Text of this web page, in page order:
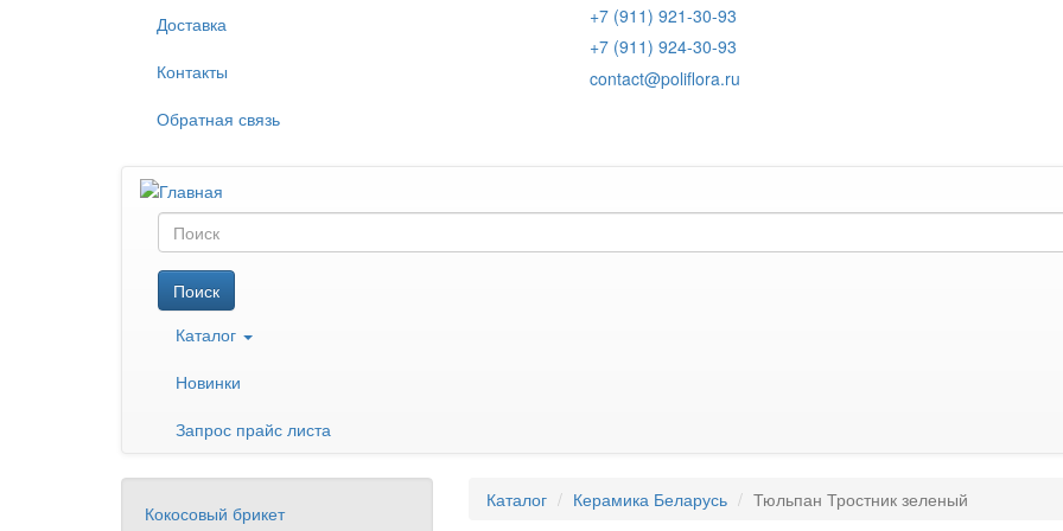
Доставка
Контакты
Обратная связь
+7 (911) 921-30-93
+7 (911) 924-30-93
contact@poliflora.ru
Поиск
Поиск
Каталог
Новинки
Запрос прайс листа
Кокосовый брикет
Каталог Керамика Беларусь Тюльпан Тростник зеленый